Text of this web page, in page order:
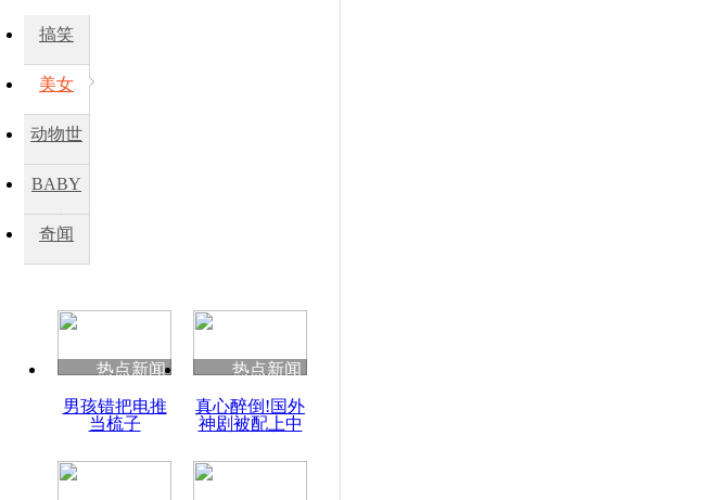
搞笑
美女
动物世
BABY
秀
奇闻
热点新闻
男孩错把电推
当梳子
热点新闻
真心醉倒!国外
神剧被配上中